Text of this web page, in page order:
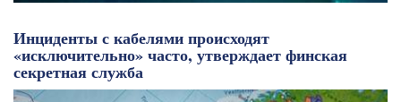
Инциденты с кабелями происходят
«исключительно» часто, утверждает финская
секретная служба